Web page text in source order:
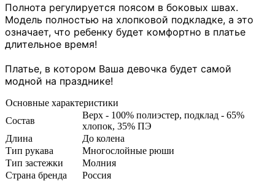
Полнота регулируется поясом в боковых швах.
Модель полностью на хлопковой подкладке, а это
означает, что ребенку будет комфортно в платье
длительное время!
Платье, в котором Ваша девочка будет самой
модной на празднике!
Основные характеристики
Состав
Верх - 100% полиэстер, подклад - 65%
хлопок, 35% ПЭ
Длина
До колена
Тип рукава
Многослойные рюши
Тип застежки
Молния
Страна бренда
Россия